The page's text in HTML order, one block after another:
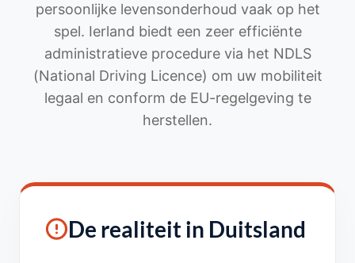
persoonlijke levensonderhoud vaak op het
spel. Ierland biedt een zeer efficiënte
administratieve procedure via het NDLS
(National Driving Licence) om uw mobiliteit
legaal en conform de EU-regelgeving te
herstellen.
De realiteit in Duitsland